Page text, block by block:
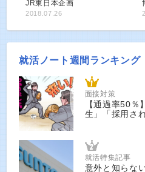
JR東日本企画
2018.07.26
就活ノート週間ランキング
面接対策
【通過率50％
生」「採用さ
就活特集記事
意外と知らな